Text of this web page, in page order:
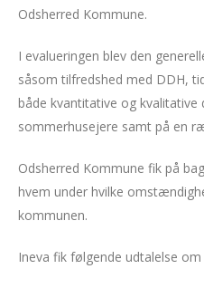
Odsherred Kommune.
I evalueringen blev den
såsom tilfredshed med DDH,
både kvantitative og kvalitative
sommerhusejere samt på en
Odsherred Kommune fik på
hvem under hvilke
kommunen.
Ineva fik følgende udtalelse